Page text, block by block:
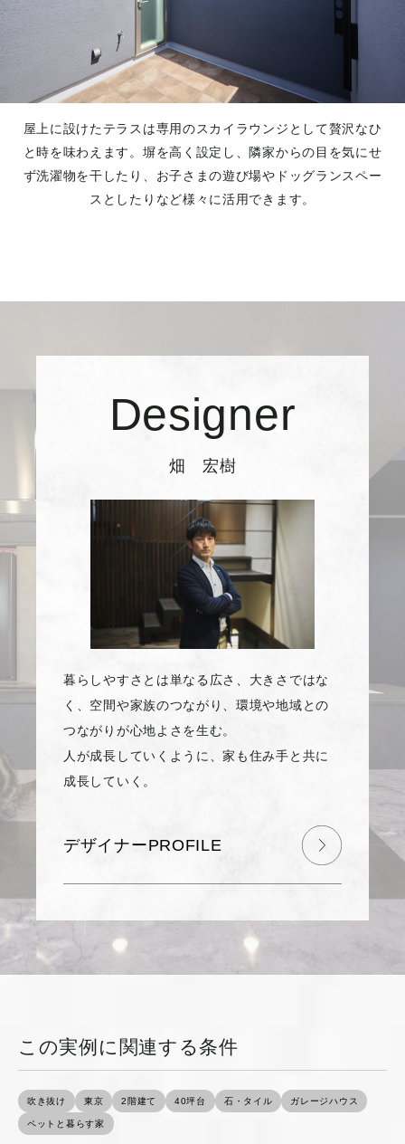
屋上に設けたテラスは専用のスカイラウンジとして贅沢なひ
と時を味わえます。塀を高く設定し、隣家からの目を気にせ
ず洗濯物を干したり、お子さまの遊び場やドッグランスペー
スとしたりなど様々に活用できます。
Designer
畑 宏樹
暮らしやすさとは単なる広さ、大きさではな
く、空間や家族のつながり、環境や地域との
つながりが心地よさを生む。
人が成長していくように、家も住み手と共に
成長していく。
デザイナーPROFILE
この実例に関連する条件
吹き抜け 東京 2階建て 40坪台 石・タイル ガレージハウス
ペットと暮らす家